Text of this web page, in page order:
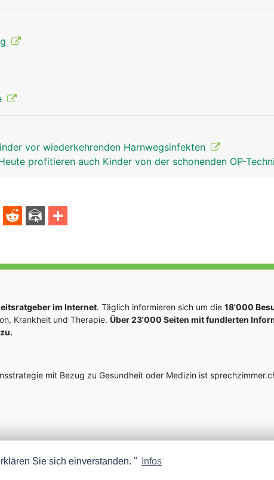
vor wiederkehrenden Harnwegsinfekten
profitieren auch Kinder von der schonenden OP-
im Internet. Täglich informieren sich um die 18'000
Krankheit und Therapie. Über 23'000 Seiten mit fundlerten
mit Bezug zu Gesundheit oder Medizin ist
Sie sich einverstanden. " Infos